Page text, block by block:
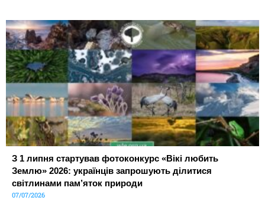
З 1 липня стартував фотоконкурс «Вікі любить
Землю» 2026: українців запрошують ділитися
світлинами пам’яток природи
07/07/2026